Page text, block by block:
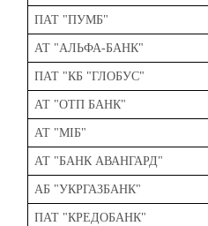
ПАТ "ПУМБ"
АТ "АЛЬФА-БАНК"
ПАТ "КБ "ГЛОБУС"
АТ "ОТП БАНК"
АТ "МІБ"
АТ "БАНК АВАНГАРД"
АБ "УКРГАЗБАНК"
ПАТ "КРЕДОБАНК"